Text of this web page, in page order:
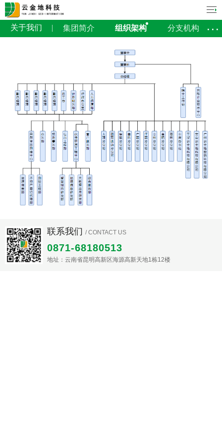
关于我们 集团简介 组织架构 分支机构
联系我们 / CONTACT US
0871-68180513
地址：云南省昆明高新区海源高新天地1栋12楼